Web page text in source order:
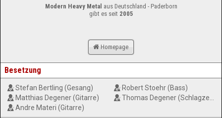
Modern Heavy Metal aus Deutschland - Paderborn
gibt es seit 2005
Homepage
Besetzung
Stefan Bertling (Gesang)
Matthias Degener (Gitarre)
Andre Materi (Gitarre)
Robert Stoehr (Bass)
Thomas Degener (Schlagzeug)